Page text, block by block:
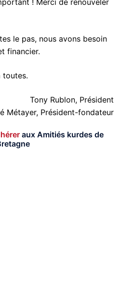
! Merci de renouveler
le pas, nous avons besoin
financier.
toutes.
Tony Rublon, Président
Métayer, Président-fondateur
aux Amitiés kurdes de